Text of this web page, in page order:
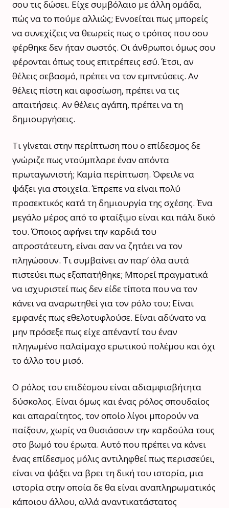
σου τις δώσει. Είχε συμβόλαιο με άλλη ομάδα,
πώς να το πούμε αλλιώς; Εννοείται πως μπορείς
να συνεχίζεις να θεωρείς πως ο τρόπος που σου
φέρθηκε δεν ήταν σωστός. Οι άνθρωποι όμως σου
φέρονται όπως τους επιτρέπεις εσύ. Έτσι, αν
θέλεις σεβασμό, πρέπει να τον εμπνεύσεις. Αν
θέλεις πίστη και αφοσίωση, πρέπει να τις
απαιτήσεις. Αν θέλεις αγάπη, πρέπει να τη
δημιουργήσεις.
Τι γίνεται στην περίπτωση που ο επίδεσμος δε
γνώριζε πως ντούμπλαρε έναν απόντα
πρωταγωνιστή; Καμία περίπτωση. Όφειλε να
ψάξει για στοιχεία. Έπρεπε να είναι πολύ
προσεκτικός κατά τη δημιουργία της σχέσης. Ένα
μεγάλο μέρος από το φταίξιμο είναι και πάλι δικό
του. Όποιος αφήνει την καρδιά του
απροστάτευτη, είναι σαν να ζητάει να τον
πληγώσουν. Τι συμβαίνει αν παρ’ όλα αυτά
πιστεύει πως εξαπατήθηκε; Μπορεί πραγματικά
να ισχυριστεί πως δεν είδε τίποτα που να τον
κάνει να αναρωτηθεί για τον ρόλο του; Είναι
εμφανές πως εθελοτυφλούσε. Είναι αδύνατο να
μην πρόσεξε πως είχε απέναντί του έναν
πληγωμένο παλαίμαχο ερωτικού πολέμου και όχι
το άλλο του μισό.
Ο ρόλος του επιδέσμου είναι αδιαμφισβήτητα
δύσκολος. Είναι όμως και ένας ρόλος σπουδαίος
και απαραίτητος, τον οποίο λίγοι μπορούν να
παίξουν, χωρίς να θυσιάσουν την καρδούλα τους
στο βωμό του έρωτα. Αυτό που πρέπει να κάνει
ένας επίδεσμος μόλις αντιληφθεί πως περισσεύει,
είναι να ψάξει να βρει τη δική του ιστορία, μια
ιστορία στην οποία δε θα είναι αναπληρωματικός
κάποιου άλλου, αλλά αναντικατάστατος